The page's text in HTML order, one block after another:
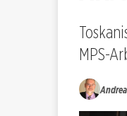
MPS-